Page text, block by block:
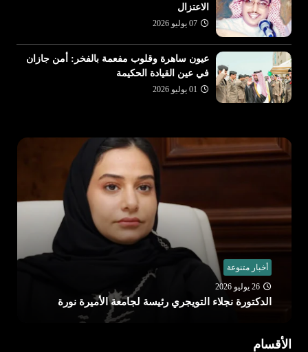
الاعتزال
07 يوليو 2026
عيون ساهرة وقلوب مفعمة بالفخر: أمن جازان
في عين القيادة الحكيمة
01 يوليو 2026
أخبار متنوعة
26 يوليو 2026
الدكتورة نجلاء التويجري رئيسة لجامعة الأميرة نورة
الأقسام